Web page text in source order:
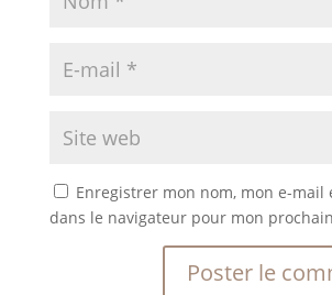
Enregistrer mon nom, mon e-mail
dans le navigateur pour mon